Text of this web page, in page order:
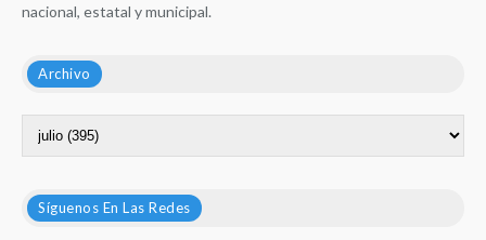
nacional, estatal y municipal.
Archivo
Síguenos En Las Redes